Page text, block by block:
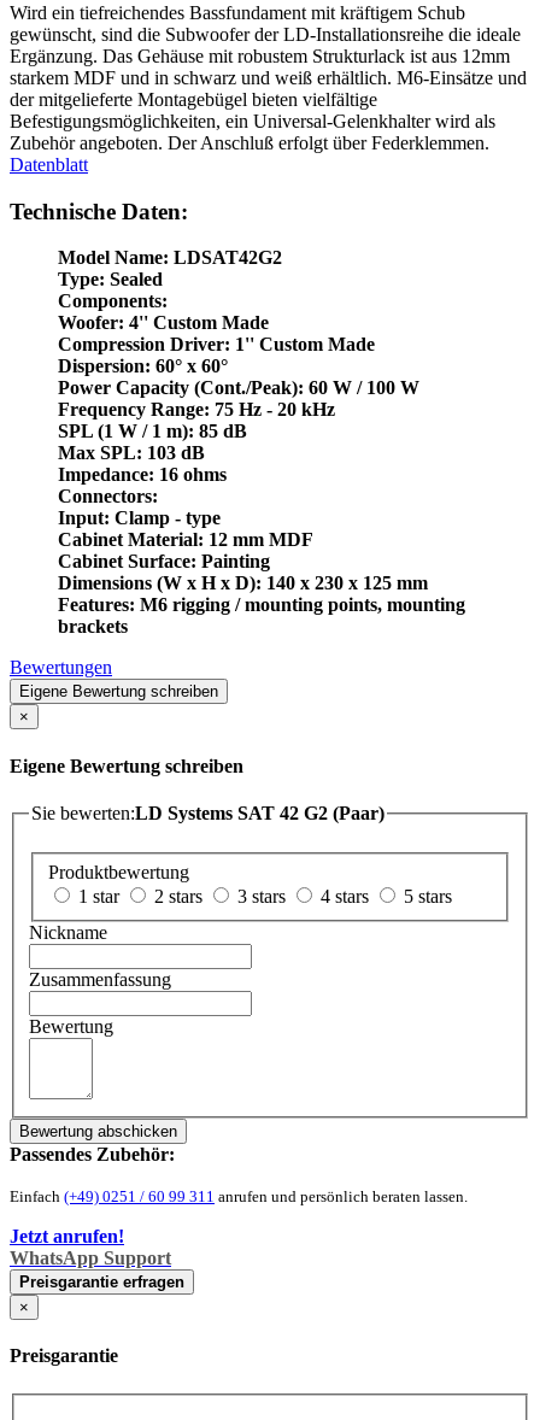
Wird ein tiefreichendes Bassfundament mit kräftigem Schub
gewünscht, sind die Subwoofer der LD-Installationsreihe die ideale
Ergänzung. Das Gehäuse mit robustem Strukturlack ist aus 12mm
starkem MDF und in schwarz und weiß erhältlich. M6-Einsätze und
der mitgelieferte Montagebügel bieten vielfältige
Befestigungsmöglichkeiten, ein Universal-Gelenkhalter wird als
Zubehör angeboten. Der Anschluß erfolgt über Federklemmen.
Datenblatt
Technische Daten:
Model Name: LDSAT42G2
Type: Sealed
Components:
Woofer: 4'' Custom Made
Compression Driver: 1'' Custom Made
Dispersion: 60° x 60°
Power Capacity (Cont./Peak): 60 W / 100 W
Frequency Range: 75 Hz - 20 kHz
SPL (1 W / 1 m): 85 dB
Max SPL: 103 dB
Impedance: 16 ohms
Connectors:
Input: Clamp - type
Cabinet Material: 12 mm MDF
Cabinet Surface: Painting
Dimensions (W x H x D): 140 x 230 x 125 mm
Features: M6 rigging / mounting points, mounting
brackets
Bewertungen
Eigene Bewertung schreiben
×
Eigene Bewertung schreiben
Sie bewerten:LD Systems SAT 42 G2 (Paar)
Produktbewertung
1 star
2 stars 3 stars 4 stars
5 stars
Nickname
Zusammenfassung
Bewertung
Bewertung abschicken
Passendes Zubehör:
Einfach (+49) 0251 / 60 99 311 anrufen und persönlich beraten lassen.
Jetzt anrufen!
WhatsApp Support
Preisgarantie erfragen
×
Preisgarantie